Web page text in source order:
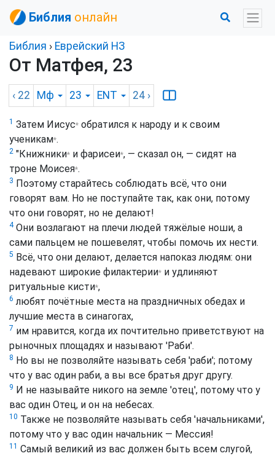
Библия онлайн
Библия › Еврейский НЗ
От Матфея, 23
‹ 22 Мф 23 ENT 24 ›
1 Затем Иисус* обратился к народу и к своим
ученикам*.
2 "Книжники* и фарисеи*, — сказал он, — сидят на
троне Моисея*.
3 Поэтому старайтесь соблюдать всё, что они
говорят вам. Но не поступайте так, как они, потому
что они говорят, но не делают!
4Они возлагают на плечи людей тяжёлые ноши, а
сами пальцем не пошевелят, чтобы помочь их нести.
5 Всё, что они делают, делается напоказ людям: они
надевают широкие филактерии* и удлиняют
ритуальные кисти*,
6 любят почётные места на праздничных обедах и
лучшие места в синагогах,
7 им нравится, когда их почтительно приветствуют на
рыночных площадях и называют 'Раби'.
8 Но вы не позволяйте называть себя 'раби'; потому
что у вас один раби, а вы все братья друг другу.
9 И не называйте никого на земле 'отец', потому что у
вас один Отец, и он на небесах.
10 Также не позволяйте называть себя 'начальниками',
потому что у вас один начальник — Мессия!
11 Самый великий из вас должен быть всем слугой,